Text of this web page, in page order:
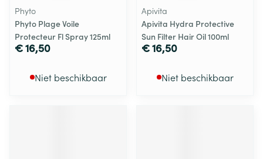
Phyto
Phyto Plage Voile
Protecteur Fl Spray 125ml
€ 16,50
Niet beschikbaar
Apivita
Apivita Hydra Protective
Sun Filter Hair Oil 100ml
€ 16,50
Niet beschikbaar